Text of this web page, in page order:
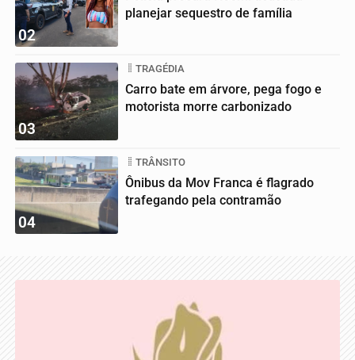
02
planejar sequestro de família
03
TRAGÉDIA
Carro bate em árvore, pega fogo e
motorista morre carbonizado
04
TRÂNSITO
Ônibus da Mov Franca é flagrado
trafegando pela contramão